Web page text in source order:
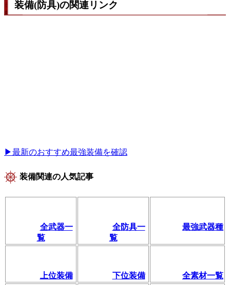
装備(防具)の関連リンク
▶最新のおすすめ最強装備を確認
装備関連の人気記事
全武器一
覧
全防具一
覧
最強武器種
上位装備 下位装備 全素材一覧